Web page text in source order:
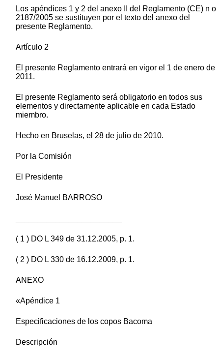
Los apéndices 1 y 2 del anexo II del Reglamento (CE) n o
2187/2005 se sustituyen por el texto del anexo del
presente Reglamento.
Artículo 2
El presente Reglamento entrará en vigor el 1 de enero de
2011.
El presente Reglamento será obligatorio en todos sus
elementos y directamente aplicable en cada Estado
miembro.
Hecho en Bruselas, el 28 de julio de 2010.
Por la Comisión
El Presidente
José Manuel BARROSO
( 1 ) DO L 349 de 31.12.2005, p. 1.
( 2 ) DO L 330 de 16.12.2009, p. 1.
ANEXO
«Apéndice 1
Especificaciones de los copos Bacoma
Descripción